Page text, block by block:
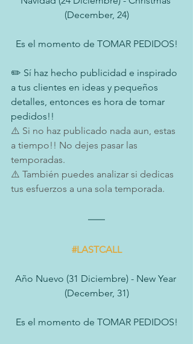
(December, 24)
Es el momento de TOMAR PEDIDOS!
✏️ Sí haz hecho publicidad e inspirado
a tus clientes en ideas y pequeños
detalles, entonces es hora de tomar
pedidos!!
⚠️ Si no haz publicado nada aun, estas
a tiempo!! No dejes pasar las
temporadas.
⚠️ También puedes analizar si dedicas
tus esfuerzos a una sola temporada.
#LASTCALL
Año Nuevo (31 Diciembre) - New Year
(December, 31)
Es el momento de TOMAR PEDIDOS!